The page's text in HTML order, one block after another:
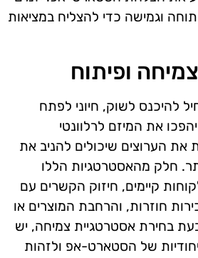
וגמישה כדי להצליח במציאות
ופיתוח
להיכנס לשוק, חיוני לפתח
את המיזם לרלוונטי
הערוצים שיכולים להניב את
חלק מהאסטרטגיות הללו
קיימים, חיזוק הקשרים עם
חוזרות, והרחבת המוצרים או
בחירת אסטרטגיית צמיחה, יש
של הסטארט-אפ ולזהות